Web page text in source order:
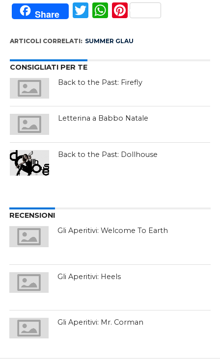
Share Twitter
WhatsApp
Pinterest
ARTICOLI CORRELATI: SUMMER GLAU
CONSIGLIATI PER TE
Back to the Past: Firefly
Letterina a Babbo Natale
Back to the Past: Dollhouse
RECENSIONI
Gli Aperitivi: Welcome To Earth
Gli Aperitivi: Heels
Gli Aperitivi: Mr. Corman